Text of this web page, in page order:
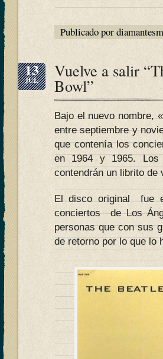
Publicado por
13
JUL Vuelve a salir
Bowl”
Bajo el nuevo nombre,
entre septiembre y
que contenía los
en 1964 y 1965. Los
contendrán un librito de
El disco original fue
conciertos de Los
personas que con sus
de retorno por lo que lo